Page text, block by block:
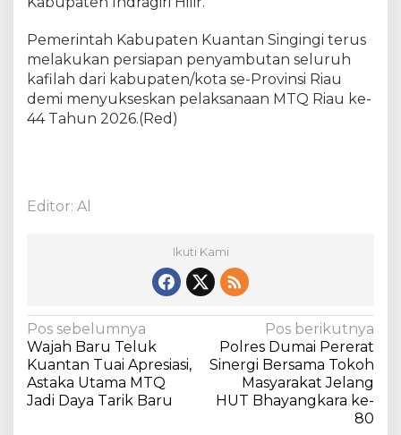
Pemerintah Kabupaten Kuantan Singingi terus
melakukan persiapan penyambutan seluruh
kafilah dari kabupaten/kota se-Provinsi Riau
demi menyukseskan pelaksanaan MTQ Riau ke-
44 Tahun 2026.(Red)
Editor: Al
Ikuti Kami
N
a
v
i
Pos sebelumnya
Wajah Baru Teluk
Kuantan Tuai Apresiasi,
Astaka Utama MTQ
Jadi Daya Tarik Baru
Pos berikutnya
Polres Dumai Pererat
Sinergi Bersama Tokoh
Masyarakat Jelang
HUT Bhayangkara ke-
80